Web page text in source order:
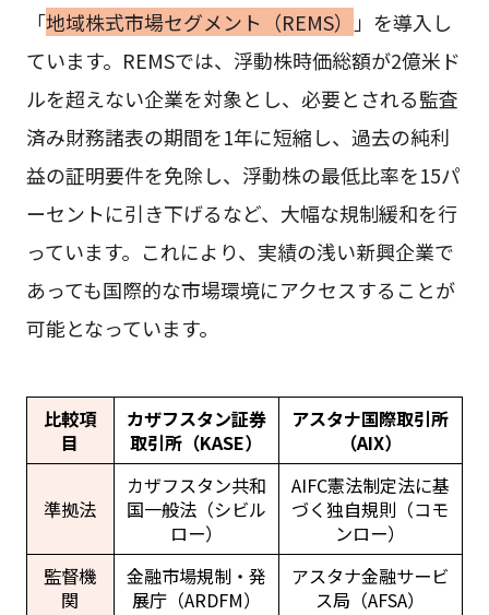
「地域株式市場セグメント（REMS） 」を導入し
ています。REMSでは、浮動株時価総額が2億米ド
ルを超えない企業を対象とし、必要とされる監査
済み財務諸表の期間を1年に短縮し、過去の純利
益の証明要件を免除し、浮動株の最低比率を15パ
ーセントに引き下げるなど、大幅な規制緩和を行
っています。これにより、実績の浅い新興企業で
あっても国際的な市場環境にアクセスすることが
可能となっています。
比較項
目
カザフスタン証券
取引所（KASE）
アスタナ国際取引所
（AIX）
準拠法
カザフスタン共和
国一般法（シビル
ロー）
AIFC憲法制定法に基
づく独自規則（コモ
ンロー）
監督機
関
金融市場規制・発
展庁（ARDFM）
アスタナ金融サービ
ス局（AFSA）